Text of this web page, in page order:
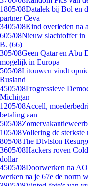
1805/08Datalek bij Bol en
partner Ceva
3405/08Kind overleden na
605/08Nieuw slachtoffer in
B. (66)
305/08Geen Qatar en Abu
mogelijk in Europa
505/08Litouwen vindt
Rusland
4505/08Progressieve
Michigan
1205/08Accell,
betaling aan
505/08
105/08Vollering de sterkste
805/08The Division
3605/08Hackers roven
dollar
4505/08Doorwerken na
werken na je 67e de norm